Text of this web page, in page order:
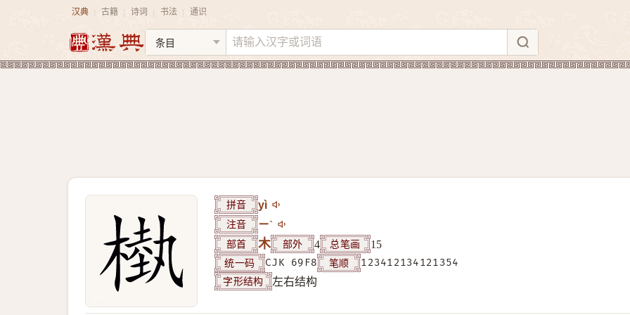
汉典 古籍 诗词 书法 通识
拼音 yì
注音 ㄧˋ
部首 木 部外 4 总笔画 15
统一码 CJK 69F8 笔顺 123412134121354
字形结构 左右结构